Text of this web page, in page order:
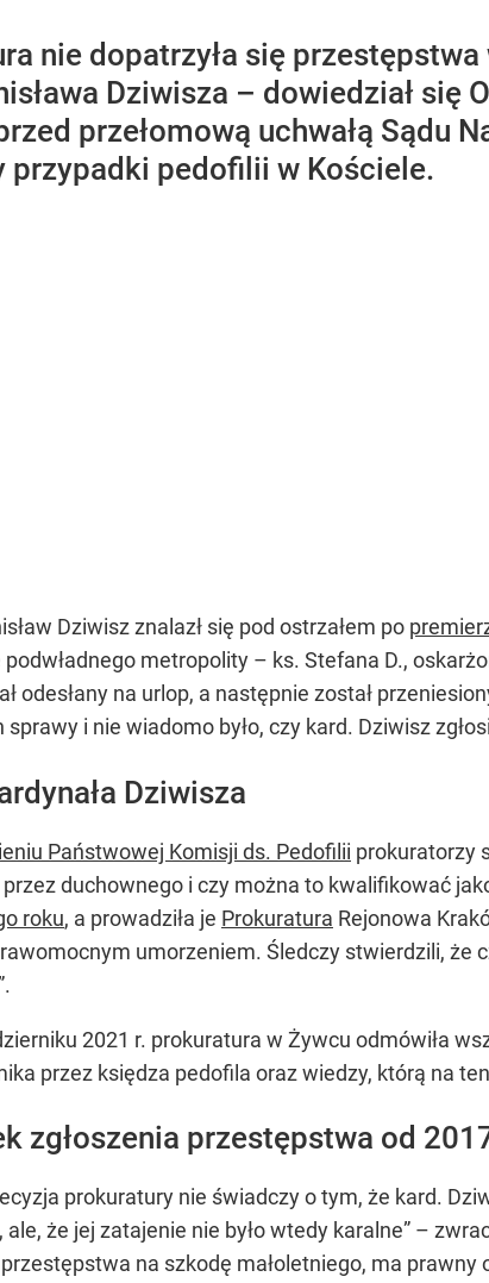
nie dopatrzyła się
Dziwisza – dowiedział się
przełomową uchwałą Sądu
przypadki pedofilii w Kościele.
Dziwisz znalazł się pod ostrzałem po
metropolity – ks. Stefana D.,
odesłany na urlop, a następnie został
sprawy i nie wiadomo było, czy kard. Dziwisz
Dziwisza
Państwowej Komisji ds. Pedofilii prokuratorzy
duchownego i czy można to kwalifikować
roku, a prowadziła je Prokuratura Rejonowa
umorzeniem. Śledczy stwierdzili, że
2021 r. prokuratura w Żywcu odmówiła
przez księdza pedofila oraz wiedzy, którą na
zgłoszenia przestępstwa od
prokuratury nie świadczy o tym, że kard.
ale, że jej zatajenie nie było wtedy karalne” –
na szkodę małoletniego, ma